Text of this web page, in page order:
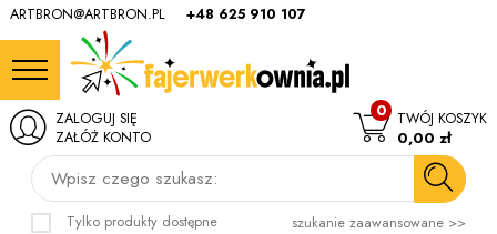
ARTBRON@ARTBRON.PL +48 625 910 107
Wpisz czego szukasz:
Tylko produkty dostępne szukanie zaawansowane >>
ZALOGUJ SIĘ
ZAŁÓŻ KONTO
TWÓJ KOSZYK
0
0,00 zł